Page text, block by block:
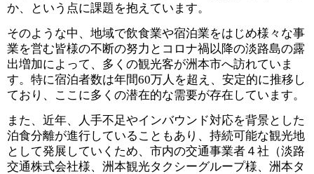
か、という点に課題を抱えています。
そのような中、地域で飲食業や宿泊業をはじめ様々な事
業を営む皆様の不断の努力とコロナ禍以降の淡路島の露
出増加によって、多くの観光客が洲本市へ訪れていま
す。特に宿泊者数は年間60万人を超え、安定的に推移し
ており、ここに多くの潜在的な需要が存在しています。
また、近年、人手不足やインバウンド対応を背景とした
泊食分離が進行していることもあり、持続可能な観光地
として発展していくため、市内の交通事業者４社（淡路
交通株式会社様、洲本観光タクシーグループ様、洲本タ